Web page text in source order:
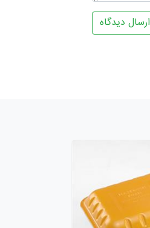
ارسال دیدگاه